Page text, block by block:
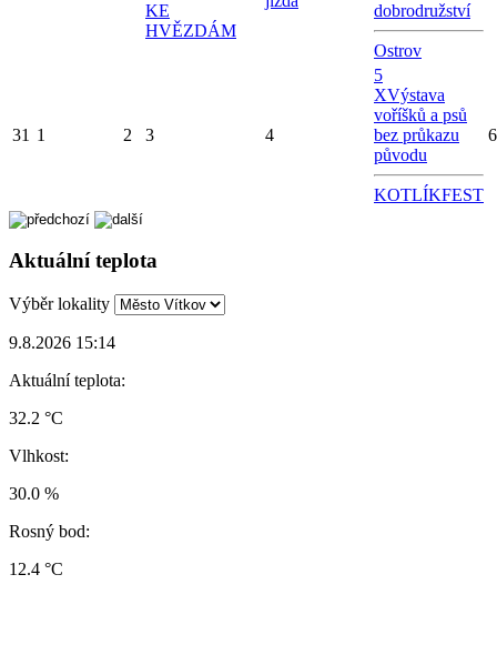
KE
HVĚZDÁM
dobrodružství
Ostrov
31 1 2 3 4
5
XVýstava
voříšků a psů
bez průkazu
původu
KOTLÍKFEST
6
Aktuální teplota
Výběr lokality
9.8.2026 15:14
Aktuální teplota:
32.2 °C
Vlhkost:
30.0 %
Rosný bod:
12.4 °C